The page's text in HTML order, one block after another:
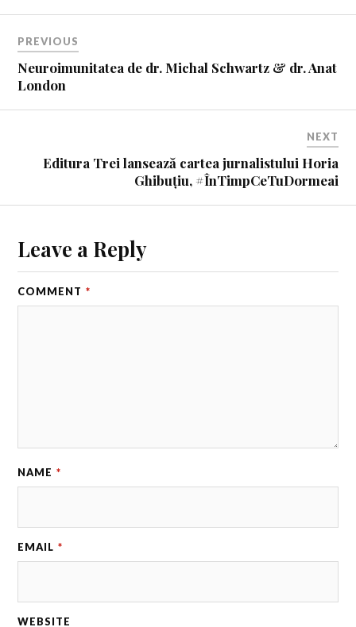
PREVIOUS
Neuroimunitatea de dr. Michal Schwartz & dr. Anat
London
NEXT
Editura Trei lansează cartea jurnalistului Horia
Ghibuțiu, #ÎnTimpCeTuDormeai
Leave a Reply
COMMENT *
NAME *
EMAIL *
WEBSITE